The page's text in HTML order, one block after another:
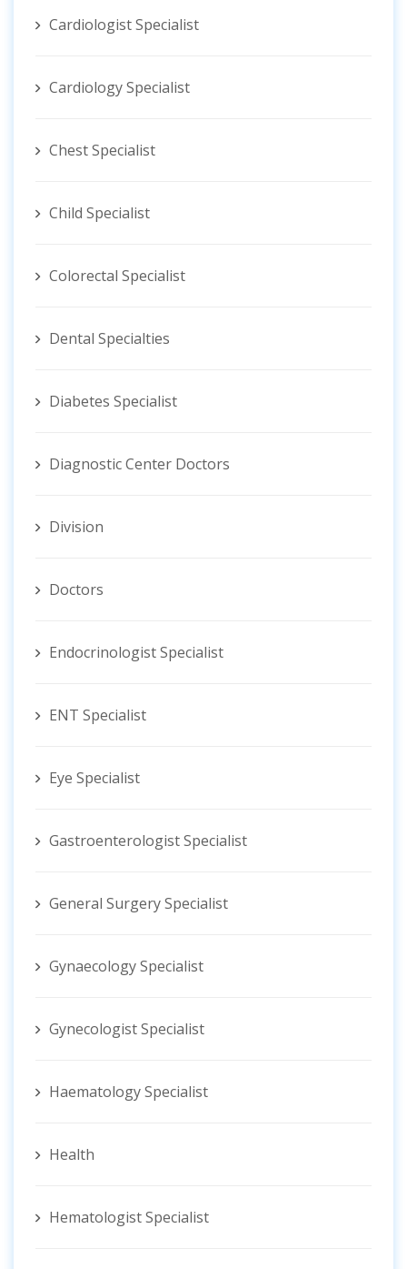
Cardiologist Specialist
Cardiology Specialist
Chest Specialist
Child Specialist
Colorectal Specialist
Dental Specialties
Diabetes Specialist
Diagnostic Center Doctors
Division
Doctors
Endocrinologist Specialist
ENT Specialist
Eye Specialist
Gastroenterologist Specialist
General Surgery Specialist
Gynaecology Specialist
Gynecologist ‍Specialist
Haematology Specialist
Health
Hematologist ‍Specialist